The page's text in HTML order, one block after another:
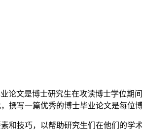
论文是博士研究生在攻读博士学位期
撰写一篇优秀的博士毕业论文是每位
和技巧，以帮助研究生们在他们的学